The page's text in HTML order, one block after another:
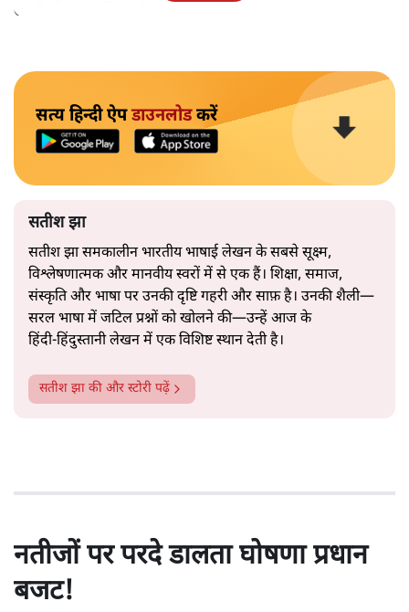
उतनी ही अनुमानित और दोहराव भरी।
सत्य हिन्दी ऐपडाउनलोडकरें
सतीश झा
सतीश झा समकालीन भारतीय भाषाई लेखन के सबसे सूक्ष्म,
विश्लेषणात्मक और मानवीय स्वरों में से एक हैं। शिक्षा, समाज,
संस्कृति और भाषा पर उनकी दृष्टि गहरी और साफ़ है। उनकी शैली—
सरल भाषा में जटिल प्रश्नों को खोलने की—उन्हें आज के
हिंदी‑हिंदुस्तानी लेखन में एक विशिष्ट स्थान देती है।
सतीश झा की और स्टोरी पढ़ें
नतीजों पर परदे डालता घोषणा प्रधान
बजट!